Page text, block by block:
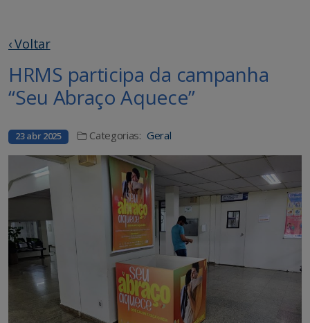
‹ Voltar
HRMS participa da campanha
“Seu Abraço Aquece”
23 abr 2025 Categorias: Geral